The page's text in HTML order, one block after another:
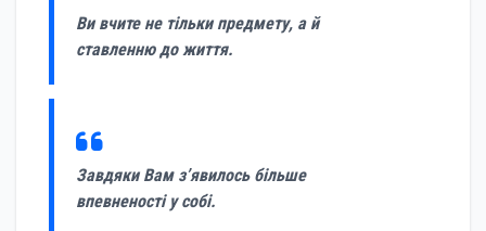
Ви вчите не тільки предмету, а й
ставленню до життя.
Завдяки Вам з’явилось більше
впевненості у собі.